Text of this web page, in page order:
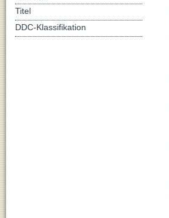
Titel
DDC-Klassifikation